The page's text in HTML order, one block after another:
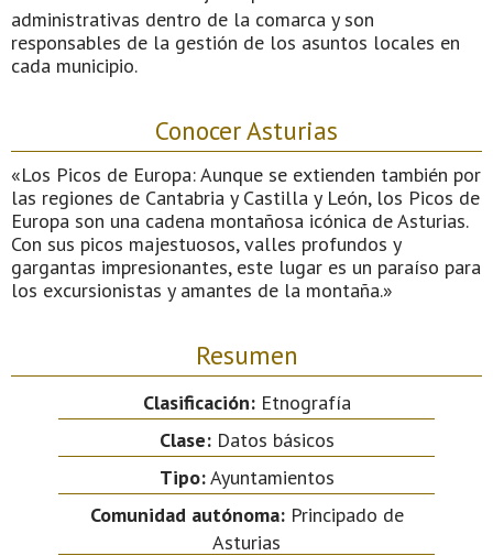
administrativas dentro de la comarca y son
responsables de la gestión de los asuntos locales en
cada municipio.
Conocer Asturias
«Los Picos de Europa: Aunque se extienden también por
las regiones de Cantabria y Castilla y León, los Picos de
Europa son una cadena montañosa icónica de Asturias.
Con sus picos majestuosos, valles profundos y
gargantas impresionantes, este lugar es un paraíso para
los excursionistas y amantes de la montaña.»
Resumen
Clasificación:Etnografía
Clase:Datos básicos
Tipo:Ayuntamientos
Comunidad autónoma:Principado de
Asturias